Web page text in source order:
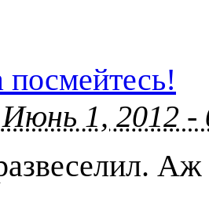
посмейтесь!
1, 2012 -
Аж